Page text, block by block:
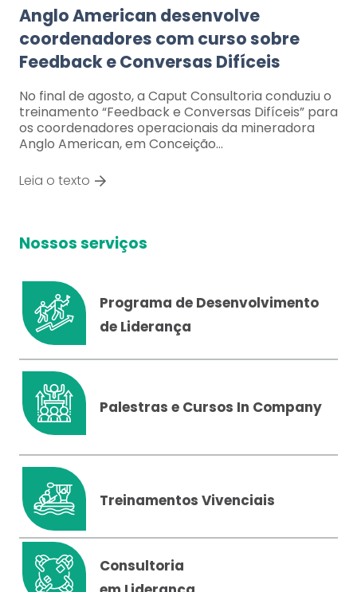
Anglo American desenvolve
coordenadores com curso sobre
Feedback e Conversas Difíceis
No final de agosto, a Caput Consultoria conduziu o
treinamento “Feedback e Conversas Difíceis” para
os coordenadores operacionais da mineradora
Anglo American, em Conceição…
Leia o texto
Nossos serviços
Programa de Desenvolvimento
de Liderança
Palestras e Cursos In Company
Treinamentos Vivenciais
Consultoria